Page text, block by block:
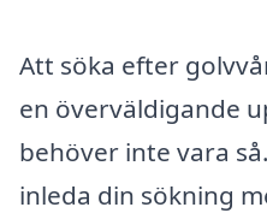
Att söka efter
en överväldigande
behöver inte vara
inleda din sökning